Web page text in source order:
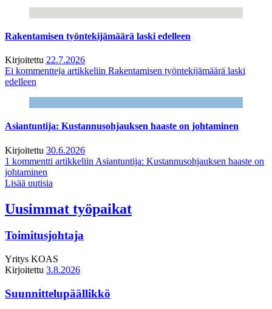
Rakentamisen työntekijämäärä laski edelleen
Kirjoitettu 22.7.2026
Ei kommentteja artikkeliin Rakentamisen työntekijämäärä laski
edelleen
Asiantuntija: Kustannusohjauksen haaste on johtaminen
Kirjoitettu 30.6.2026
1 kommentti artikkeliin Asiantuntija: Kustannusohjauksen haaste on
johtaminen
Lisää uutisia
Uusimmat työpaikat
Toimitusjohtaja
Yritys KOAS
Kirjoitettu 3.8.2026
Suunnittelupäällikkö